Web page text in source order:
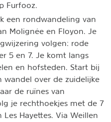
Furfooz.
een rondwandeling van
Molignée en Floyon. Je
volgen: rode
5 en 7. Je komt langs
en hofsteden. Start bij
wandel over de zuidelijke
de ruïnes van
je rechthoekjes met de 7
Hayettes. Via Weillen